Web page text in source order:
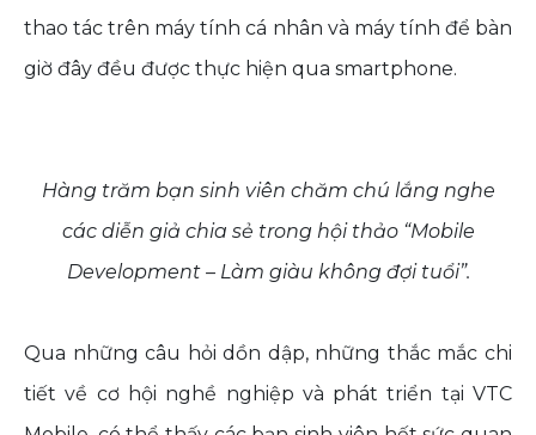
thao tác trên máy tính cá nhân và máy tính để bàn
giờ đây đều được thực hiện qua smartphone.
Hàng trăm bạn sinh viên chăm chú lắng nghe
các diễn giả chia sẻ trong hội thảo “Mobile
Development – Làm giàu không đợi tuổi”.
Qua những câu hỏi dồn dập, những thắc mắc chi
tiết về cơ hội nghề nghiệp và phát triển tại VTC